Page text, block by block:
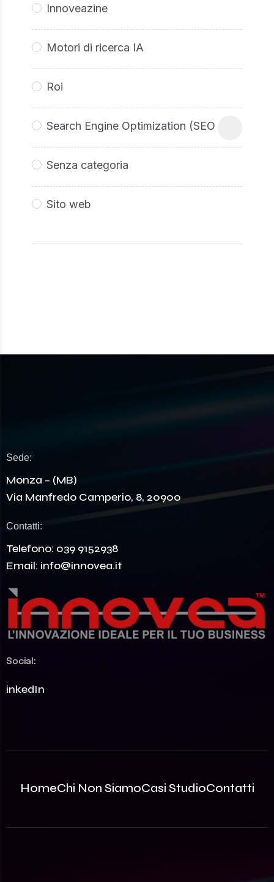
Innoveazine
Motori di ricerca IA
Roi
Search Engine Optimization (SEO
Senza categoria
Sito web
Sede:
Monza – (MB)
Via Manfredo Camperio, 8, 20900
Contatti:
Telefono: 039 9152938
Email: info@innovea.it
Social:
LinkedIn
HomeChi Non SiamoCasi StudioContatti